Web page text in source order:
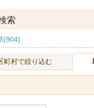
索
(904)
町村で絞り込む